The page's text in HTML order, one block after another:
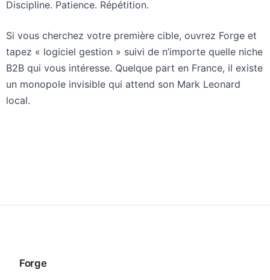
Discipline. Patience. Répétition.
Si vous cherchez votre première cible, ouvrez Forge et
tapez « logiciel gestion » suivi de n’importe quelle niche
B2B qui vous intéresse. Quelque part en France, il existe
un monopole invisible qui attend son Mark Leonard
local.
Forge